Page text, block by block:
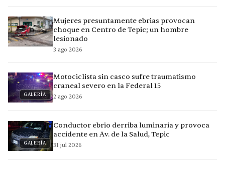
Mujeres presuntamente ebrias provocan
choque en Centro de Tepic; un hombre
lesionado
3 ago 2026
GALERÍA
Motociclista sin casco sufre traumatismo
craneal severo en la Federal 15
2 ago 2026
GALERÍA
Conductor ebrio derriba luminaria y provoca
accidente en Av. de la Salud, Tepic
31 jul 2026